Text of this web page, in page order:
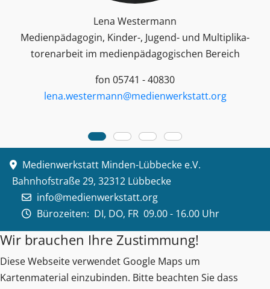
Lena Westermann
Medienpädagogin, Kinder-, Jugend- und Multiplika­
toren­arbeit im medienpädagogischen Bereich
fon 05741 - 40830
lena.westermann@medienwerkstatt.org
Medienwerkstatt Minden-Lübbecke e.V.
Bahnhofstraße 29, 32312 Lübbecke
info@medienwerkstatt.org
Bürozeiten: DI, DO, FR 09.00 - 16.00 Uhr
Wir brauchen Ihre Zustimmung!
Diese Webseite verwendet Google Maps um
Kartenmaterial einzubinden. Bitte beachten Sie dass